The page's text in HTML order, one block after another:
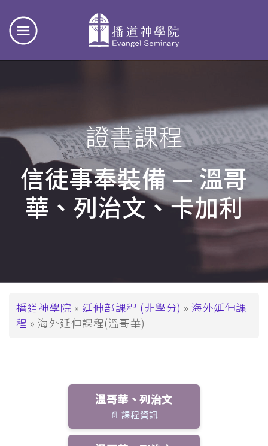
證書課程
信徒事奉裝備 — 溫哥
華、列治文、卡加利
導
航
播道神學院 延伸部課程 (非學分)
海外延伸課
程
海外延伸課程(溫哥華)
溫哥華、列治文
📄 課程資訊